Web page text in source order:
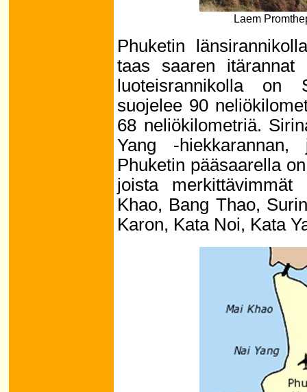
Laem
Phuketin
taas saaren itärannat
luoteisrannikolla on
suojelee 90
68 neliökilometriä.
Yang -hiekkarannan,
Phuketin pääsaarella
joista
Khao, Bang Thao,
Karon, Kata Noi, Kata